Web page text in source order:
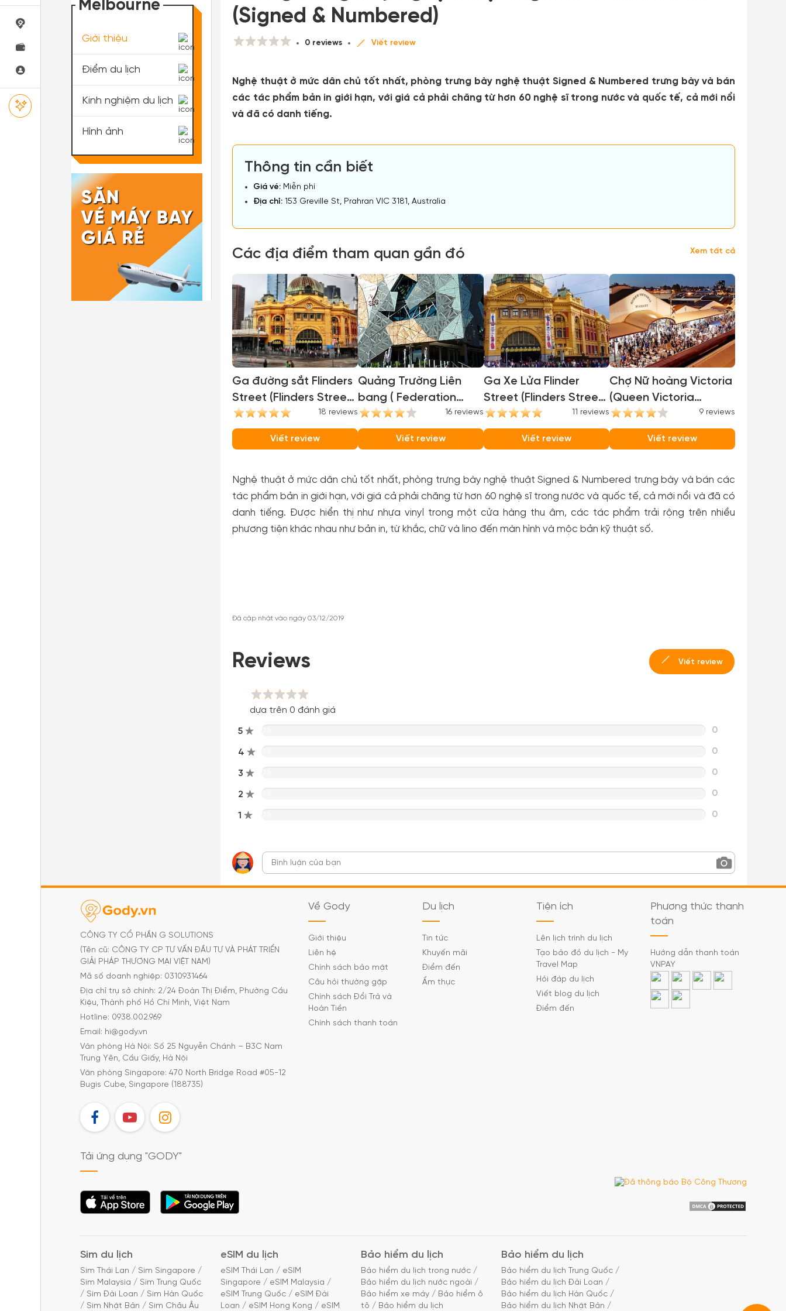
(Signed & Numbered)
0 reviews Viết review
Nghệ thuật ở mức dân chủ tốt nhất, phòng trưng bày nghệ thuật Signed & Numbered trưng bày và bán
các tác phẩm bản in giới hạn, với giá cả phải chăng từ hơn 60 nghệ sĩ trong nước và quốc tế, cả mới nổi
và đã có danh tiếng.
Thông tin cần biết
Giá vé: Miễn phí
Địa chỉ: 153 Greville St, Prahran VIC 3181, Australia
Các địa điểm tham quan gần đó Xem tất cả
Ga đường sắt Flinders
Street (Flinders Street
Station)
18 reviews
Viết review
Quảng Trường Liên
bang ( Federation
Square )
16 reviews
Viết review
Ga Xe Lửa Flinder
Street (Flinders Street
Station)
11 reviews
Viết review
Chợ Nữ hoàng Victoria
(Queen Victoria
Market)
9 reviews
Viết review
Nghệ thuật ở mức dân chủ tốt nhất, phòng trưng bày nghệ thuật Signed & Numbered trưng bày và bán các
tác phẩm bản in giới hạn, với giá cả phải chăng từ hơn 60 nghệ sĩ trong nước và quốc tế, cả mới nổi và đã có
danh tiếng. Được hiển thị như nhựa vinyl trong một cửa hàng thu âm, các tác phẩm trải rộng trên nhiều
phương tiện khác nhau như bản in, từ khắc, chữ và lino đến màn hình và mộc bản kỹ thuật số.
Đã cập nhật vào ngày 03/12/2019
Reviews Viết review
dựa trên 0 đánh giá
5 0
4 0
3 0
2 0
1 0
Melbourne
Giới thiệu
Điểm du lịch
Kinh nghiệm du lịch
Hình ảnh
CÔNG TY CỔ PHẦN G SOLUTIONS
(Tên cũ: CÔNG TY CP TƯ VẤN ĐẦU TƯ VÀ PHÁT TRIỂN
GIẢI PHÁP THƯƠNG MẠI VIỆT NAM)
Mã số doanh nghiệp: 0310931464
Địa chỉ trụ sở chính: 2/24 Đoàn Thị Điểm, Phường Cầu
Kiệu, Thành phố Hồ Chí Minh, Việt Nam
Hotline: 0938.002.969
Email: hi@gody.vn
Văn phòng Hà Nội: Số 25 Nguyễn Chánh – B3C Nam
Trung Yên, Cầu Giấy, Hà Nội
Văn phòng Singapore: 470 North Bridge Road #05-12
Bugis Cube, Singapore (188735)
FB YT IG
Về Gody
Giới thiệu
Liên hệ
Chính sách bảo mật
Câu hỏi thường gặp
Chính sách Đổi Trả và
Hoàn Tiền
Chính sách thanh toán
Du lịch
Tin tức
Khuyến mãi
Điểm đến
Ẩm thực
Tiện ích
Lên lịch trình du lịch
Tạo bảo đồ du lịch - My
Travel Map
Hỏi đáp du lịch
Viết blog du lịch
Điểm đến
Phương thức thanh
toán
Hướng dẫn thanh toán
VNPAY
Tải ứng dụng "GODY"
Tải ứng dụng Tải ứng dụng
Sim du lịch
Sim Thái Lan / Sim Singapore /
Sim Malaysia / Sim Trung Quốc
/ Sim Đài Loan / Sim Hàn Quốc
/ Sim Nhật Bản / Sim Châu Âu
eSIM du lịch
eSIM Thái Lan / eSIM
Singapore / eSIM Malaysia /
eSIM Trung Quốc / eSIM Đài
Loan / eSIM Hong Kong / eSIM
Bảo hiểm du lịch
Bảo hiểm du lịch trong nước /
Bảo hiểm du lịch nước ngoài /
Bảo hiểm xe máy / Bảo hiểm ô
tô / Bảo hiểm du lịch
Bảo hiểm du lịch
Bảo hiểm du lịch Trung Quốc /
Bảo hiểm du lịch Đài Loan /
Bảo hiểm du lịch Hàn Quốc /
Bảo hiểm du lịch Nhật Bản /